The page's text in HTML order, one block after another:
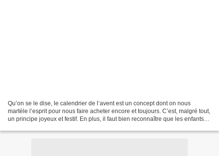
Qu’on se le dise, le calendrier de l’avent est un concept dont on nous
martèle l’esprit pour nous faire acheter encore et toujours. C’est, malgré tout,
un principe joyeux et festif. En plus, il faut bien reconnaître que les enfants